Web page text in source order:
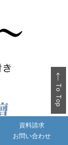
To Top
資料請求
お問い合わせ